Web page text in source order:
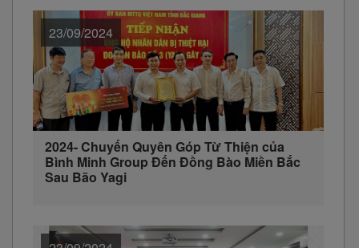
23/09/2024
2024- Chuyến Quyên Góp Từ Thiện của
Bình Minh Group Đến Đồng Bào Miền Bắc
Sau Bão Yagi